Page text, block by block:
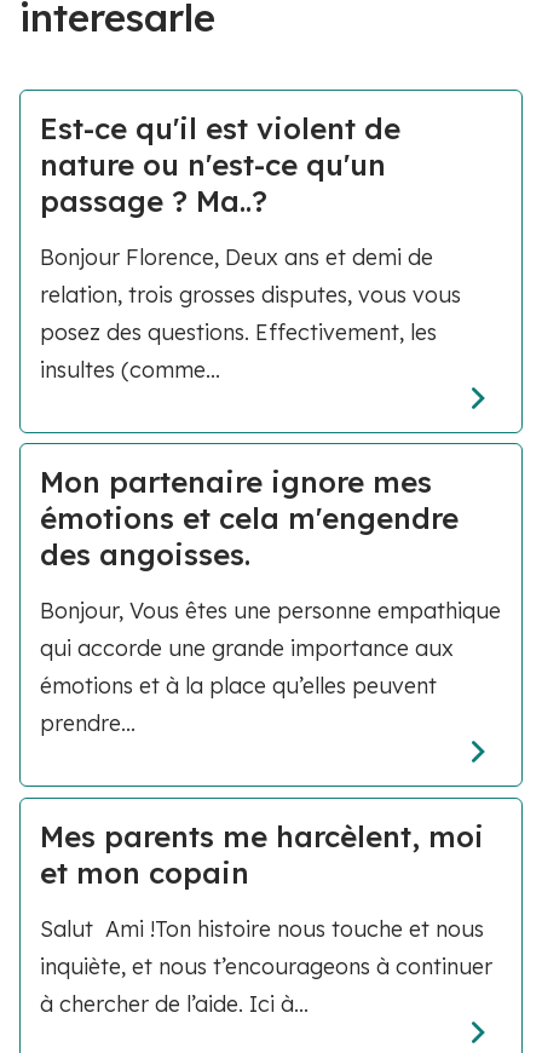
interesarle
Est-ce qu'il est violent de
nature ou n'est-ce qu'un
passage ? Ma..?
Bonjour Florence, Deux ans et demi de
relation, trois grosses disputes, vous vous
posez des questions. Effectivement, les
insultes (comme...
Mon partenaire ignore mes
émotions et cela m'engendre
des angoisses.
Bonjour, Vous êtes une personne empathique
qui accorde une grande importance aux
émotions et à la place qu’elles peuvent
prendre...
Mes parents me harcèlent, moi
et mon copain
Salut Ami !Ton histoire nous touche et nous
inquiète, et nous t’encourageons à continuer
à chercher de l’aide. Ici à...